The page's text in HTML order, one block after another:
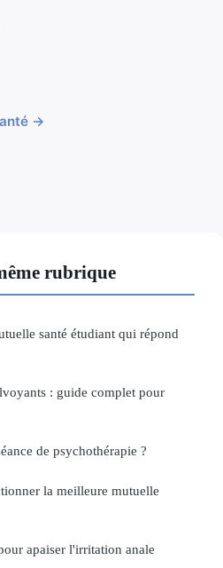
→
rubrique
santé étudiant qui répond
: guide complet pour
de psychothérapie ?
la meilleure mutuelle
apaiser l'irritation anale